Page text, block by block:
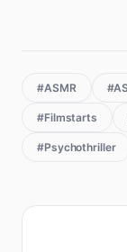
#ASMR
#Filmstarts
#Psychothriller